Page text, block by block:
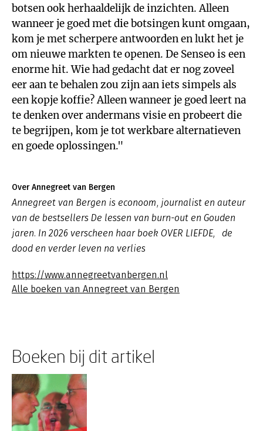
botsen ook herhaaldelijk de inzichten. Alleen
wanneer je goed met die botsingen kunt omgaan,
kom je met scherpere antwoorden en lukt het je
om nieuwe markten te openen. De Senseo is een
enorme hit. Wie had gedacht dat er nog zoveel
eer aan te behalen zou zijn aan iets simpels als
een kopje koffie? Alleen wanneer je goed leert na
te denken over andermans visie en probeert die
te begrijpen, kom je tot werkbare alternatieven
en goede oplossingen."
Over Annegreet van Bergen
Annegreet van Bergen is econoom, journalist en auteur
van de bestsellers De lessen van burn-out en Gouden
jaren. In 2026 verscheen haar boek OVER LIEFDE, de
dood en verder leven na verlies
https://www.annegreetvanbergen.nl
Alle boeken van Annegreet van Bergen
Boeken bij dit artikel